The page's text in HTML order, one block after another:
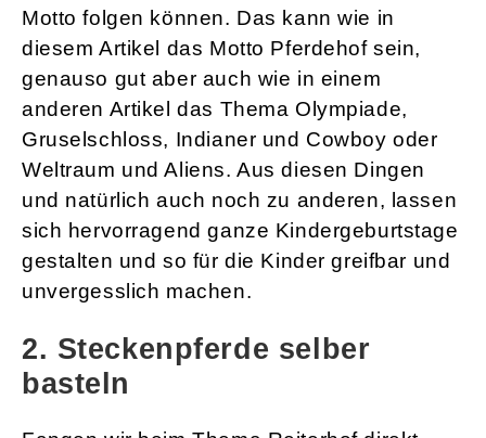
Motto folgen können. Das kann wie in
diesem Artikel das Motto Pferdehof sein,
genauso gut aber auch wie in einem
anderen Artikel das Thema Olympiade,
Gruselschloss, Indianer und Cowboy oder
Weltraum und Aliens. Aus diesen Dingen
und natürlich auch noch zu anderen, lassen
sich hervorragend ganze Kindergeburtstage
gestalten und so für die Kinder greifbar und
unvergesslich machen.
2. Steckenpferde selber
basteln